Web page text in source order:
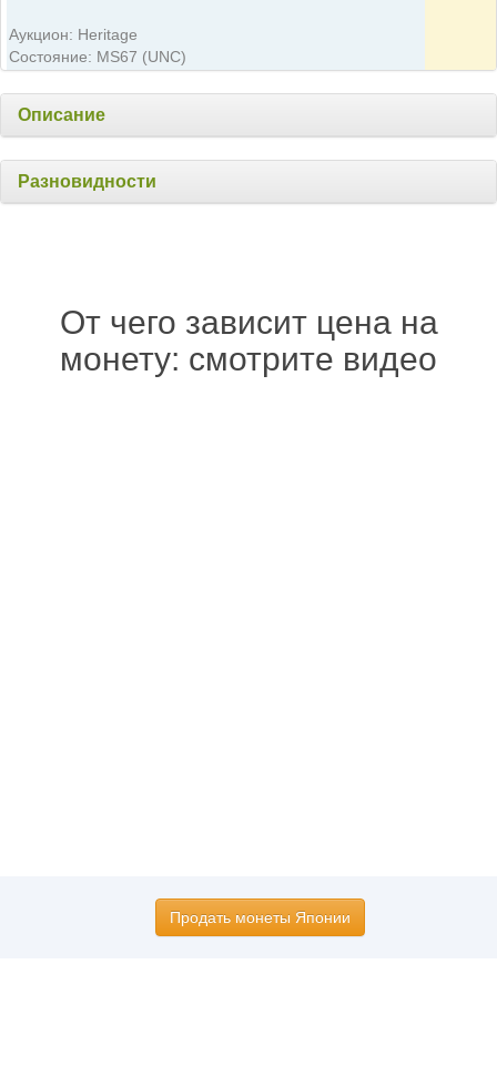
Аукцион: Heritage
Состояние: MS67 (UNC)
Описание
Разновидности
От чего зависит цена на
монету: смотрите видео
Продать монеты Японии